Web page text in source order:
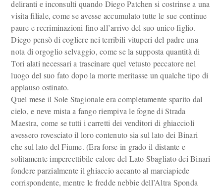
deliranti e inconsulti quando Diego Patchen si costrinse a una
visita filiale, come se avesse accumulato tutte le sue continue
paure e recriminazioni fino all’arrivo del suo unico figlio.
Diego pensò di cogliere nei terribili vituperi del padre una
nota di orgoglio selvaggio, come se la supposta quantità di
Tori alati necessari a trascinare quel vetusto peccatore nel
luogo del suo fato dopo la morte meritasse un qualche tipo di
applauso ostinato.
Quel mese il Sole Stagionale era completamente sparito dal
cielo, e neve mista a fango riempiva le fogne di Strada
Maestra, come se tutti i carretti dei venditori di ghiaccioli
avessero rovesciato il loro contenuto sia sul lato dei Binari
che sul lato del Fiume. (Era forse in grado il distante e
solitamente impercettibile calore del Lato Sbagliato dei Binari
fondere parzialmente il ghiaccio accanto al marciapiede
corrispondente, mentre le fredde nebbie dell’Altra Sponda